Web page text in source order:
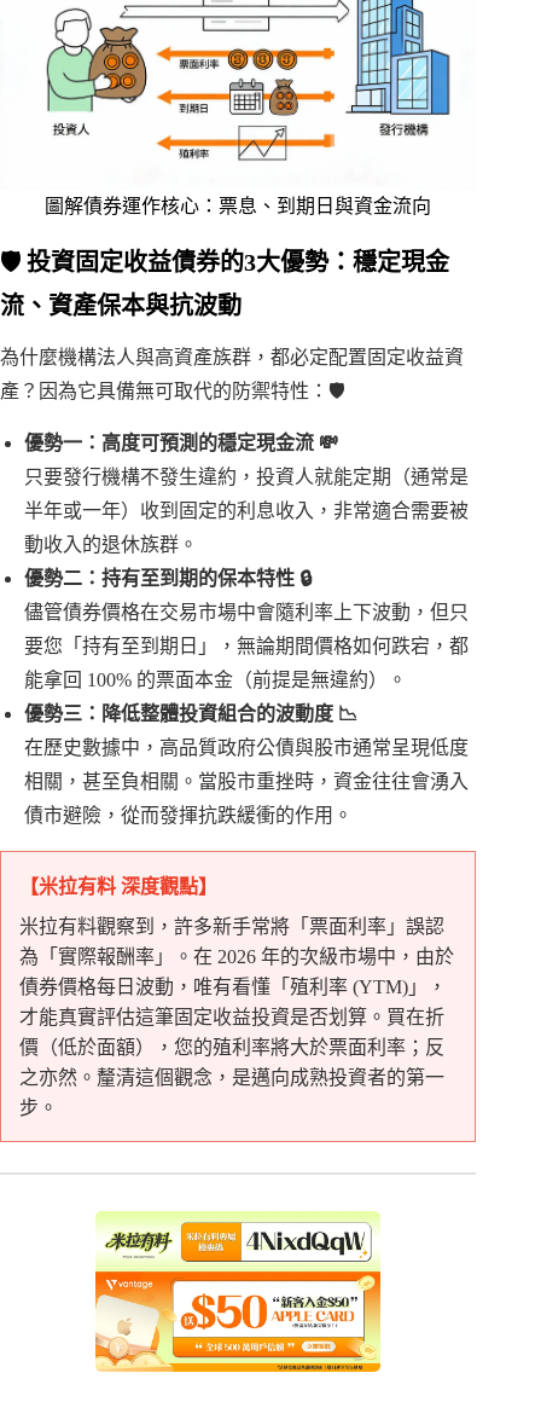
圖解債券運作核心：票息、到期日與資金流向
🛡️ 投資固定收益債券的3大優勢：穩定現金
流、資產保本與抗波動
為什麼機構法人與高資產族群，都必定配置固定收益資
產？因為它具備無可取代的防禦特性：🛡️
優勢一：高度可預測的穩定現金流 💸
只要發行機構不發生違約，投資人就能定期（通常是
半年或一年）收到固定的利息收入，非常適合需要被
動收入的退休族群。
優勢二：持有至到期的保本特性 🔒
儘管債券價格在交易市場中會隨利率上下波動，但只
要您「持有至到期日」，無論期間價格如何跌宕，都
能拿回 100% 的票面本金（前提是無違約）。
優勢三：降低整體投資組合的波動度 📉
在歷史數據中，高品質政府公債與股市通常呈現低度
相關，甚至負相關。當股市重挫時，資金往往會湧入
債市避險，從而發揮抗跌緩衝的作用。
【米拉有料 深度觀點】
米拉有料觀察到，許多新手常將「票面利率」誤認
為「實際報酬率」。在 2026 年的次級市場中，由於
債券價格每日波動，唯有看懂「殖利率 (YTM)」，
才能真實評估這筆固定收益投資是否划算。買在折
價（低於面額），您的殖利率將大於票面利率；反
之亦然。釐清這個觀念，是邁向成熟投資者的第一
步。